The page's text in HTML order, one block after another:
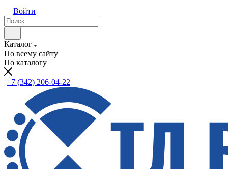
Войти
Каталог
По всему сайту
По каталогу
+7 (342) 206-04-22